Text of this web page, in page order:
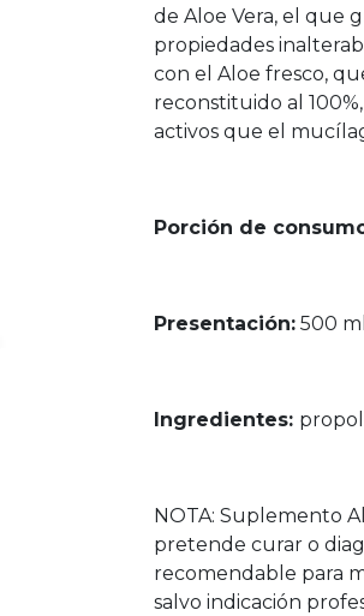
de Aloe Vera, el que
propiedades
con el Aloe fresco,
reconstituido al
activos que el
Porción de
Presentación: 500 ml
Ingredientes:
NOTA: Suplemento
pretende curar o
recomendable para
salvo indicación